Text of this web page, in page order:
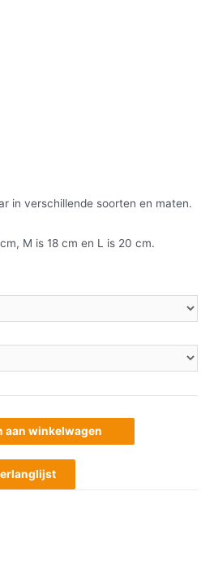
in verschillende soorten en maten.
M is 18 cm en L is 20 cm.
aan winkelwagen